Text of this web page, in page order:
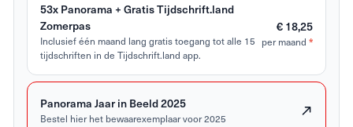
53x Panorama + Gratis Tijdschrift.land
Zomerpas
Inclusief één maand lang gratis toegang tot alle 15
tijdschriften in de Tijdschrift.land app.
€ 18,25
per maand *
Panorama Jaar in Beeld 2025
Bestel hier het bewaarexemplaar voor 2025